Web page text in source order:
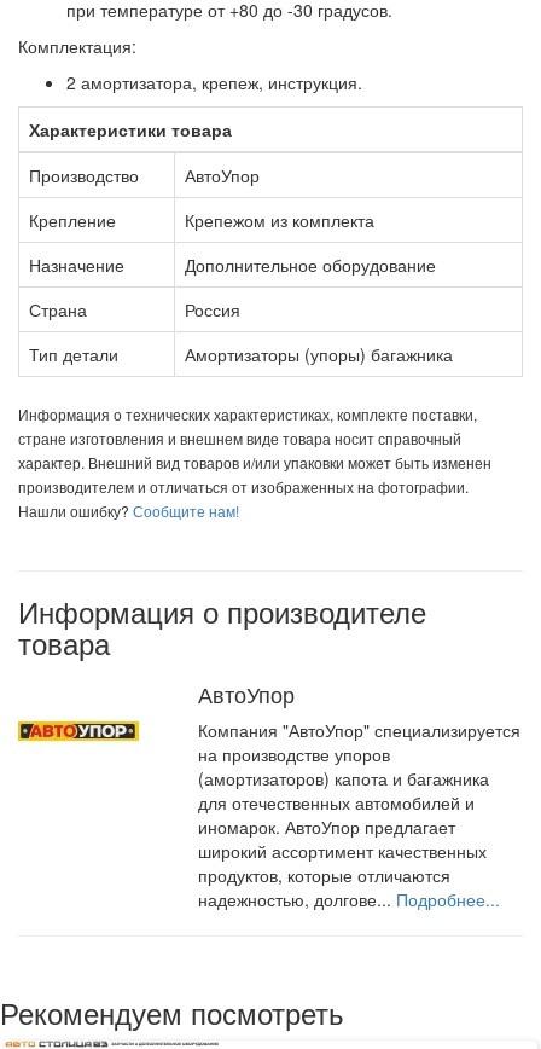
при температуре от +80 до -30 градусов.
Комплектация:
2 амортизатора, крепеж, инструкция.
Характеристики товара
Производство
АвтоУпор
Крепление
Крепежом из комплекта
Назначение
Дополнительное оборудование
Страна
Россия
Тип детали
Амортизаторы (упоры) багажника
Информация о технических характеристиках, комплекте поставки,
стране изготовления и внешнем виде товара носит справочный
характер. Внешний вид товаров и/или упаковки может быть изменен
производителем и отличаться от изображенных на фотографии.
Нашли ошибку? Сообщите нам!
Информация о производителе
товара
АвтоУпор
Компания "АвтоУпор" специализируется
на производстве упоров
(амортизаторов) капота и багажника
для отечественных автомобилей и
иномарок. АвтоУпор предлагает
широкий ассортимент качественных
продуктов, которые отличаются
надежностью, долгове... Подробнее...
Рекомендуем посмотреть